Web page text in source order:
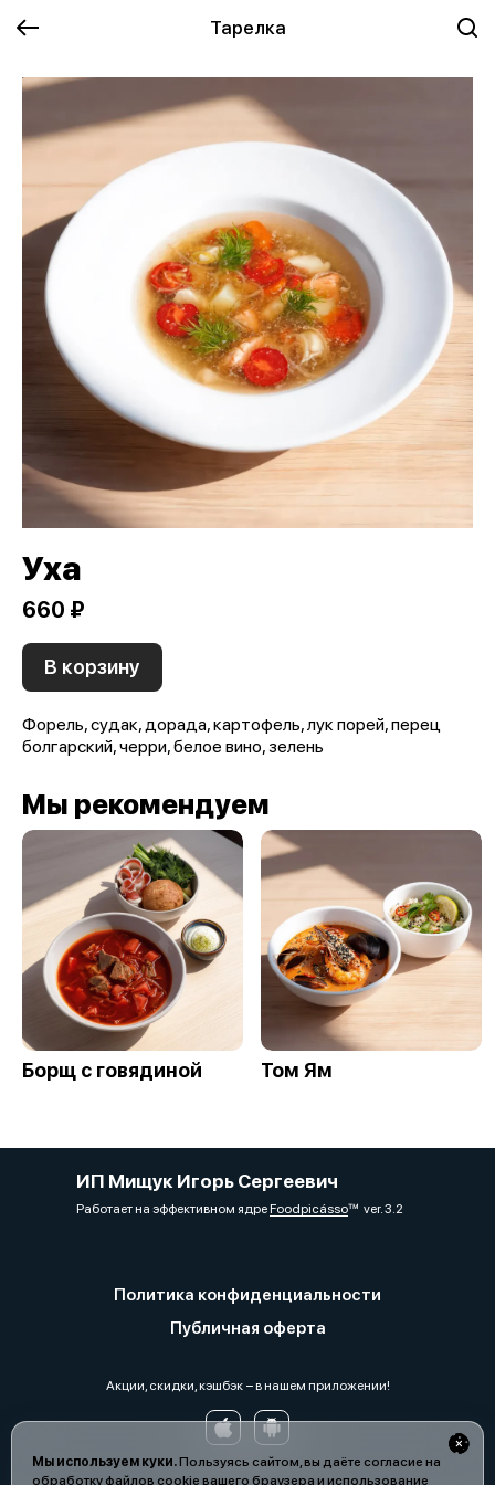
Тарелка
Мы используем куки.Пользуясь сайтом, вы даёте согласие на
обработку файлов cookie вашего браузера и использование
Уха
660 ₽
В корзину
Форель, судак, дорада, картофель, лук порей, перец
болгарский, черри, белое вино, зелень
Мы рекомендуем
Борщ с говядиной Том Ям
ИП Мищук Игорь Сергеевич
Работает на эффективном ядреFoodpicássover. 3.2
Политика конфиденциальности
Публичная оферта
Акции, скидки, кэшбэк − в нашем приложении!